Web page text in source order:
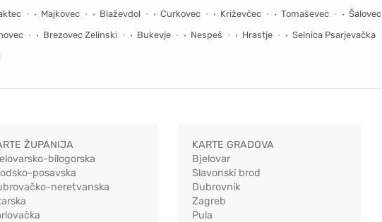
Majkovec Blaževdol Curkovec Križevčec Tomaševec Šalovec
Brezovec Zelinski Bukevje Nespeš Hrastje Selnica Psarjevačka
ŽUPANIJA
bilogorska
posavska
neretvanska
KARTE GRADOVA
Bjelovar
Slavonski brod
Dubrovnik
Zagreb
Pula